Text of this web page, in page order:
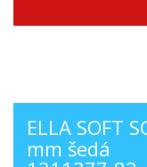
ELLA SOFT
mm šedá